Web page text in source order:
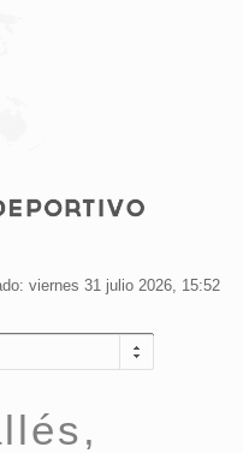
viernes 31 julio 2026, 15:52